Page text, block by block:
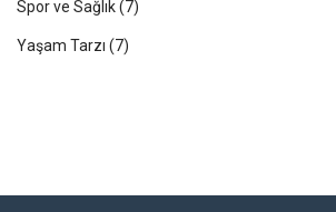
Spor ve Sağlık(7)
Yaşam Tarzı (7)